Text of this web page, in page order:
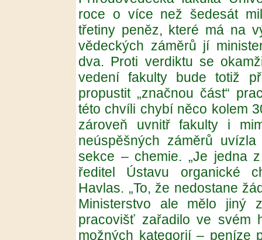
roce o více než šedesát
třetiny peněz, které má na
vědeckých záměrů jí
dva. Proti verdiktu se
vedení fakulty bude totiž
propustit „značnou část“
této chvíli chybí něco kolem
zároveň uvnitř fakulty i
neúspěšných záměrů
sekce – chemie. „Je jedna
ředitel Ústavu organické
Havlas. „To, že nedostane
Ministerstvo ale mělo jiný
pracovišť zařadilo ve svém
možných kategorií – peníze